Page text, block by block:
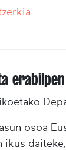
osoa
ikus